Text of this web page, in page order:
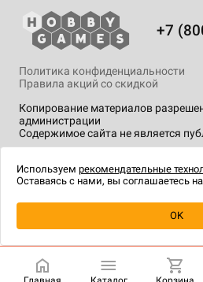
Уведомить о
+7
Копирование материалов
администрации
Содержимое сайта не является
Политика конфиденциальности
Правила акций со скидкой
технологии.
Используем рекомендательные
Оставаясь с нами, вы соглашаетесь
OK